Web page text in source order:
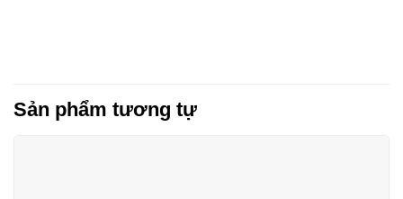
Sản phẩm tương tự